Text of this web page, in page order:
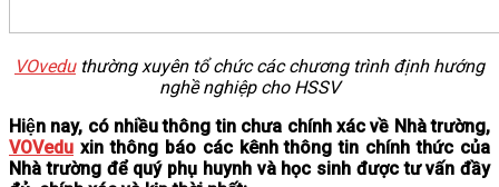
VOveduthường xuyên tổ chức các chương trình định hướng
nghề nghiệp cho HSSV
Hiện nay, có nhiều thông tin chưa chính xác về Nhà trường,
VOVedu xin thông báo các kênh thông tin chính thức của
Nhà trường để quý phụ huynh và học sinh được tư vấn đầy